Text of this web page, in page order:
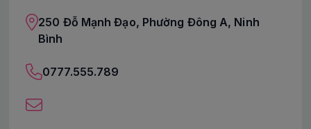
250 Đỗ Mạnh Đạo, Phường Đông A, Ninh
Bình
0777.555.789